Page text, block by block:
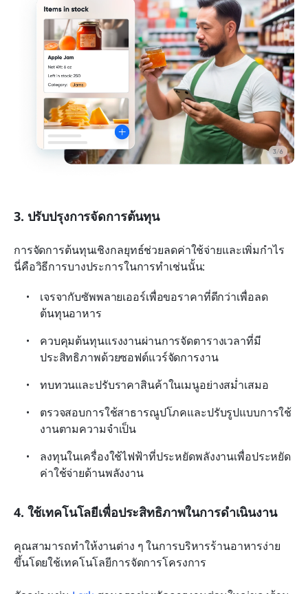
3. ปรับปรุงการจัดการต้นทุน
การจัดการต้นทุนเชิงกลยุทธ์ช่วยลดค่าใช้จ่ายและเพิ่มกำไร
นี่คือวิธีการบางประการในการทำเช่นนั้น:
เจรจากับซัพพลายเออร์เพื่อขอราคาที่ดีกว่าเพื่อลด
ต้นทุนอาหาร
ควบคุมต้นทุนแรงงานผ่านการจัดตารางเวลาที่มี
ประสิทธิภาพด้วยซอฟต์แวร์จัดการงาน
ทบทวนและปรับราคาสินค้าในเมนูอย่างสม่ำเสมอ
ตรวจสอบการใช้สาธารณูปโภคและปรับรูปแบบการใช้
งานตามความจำเป็น
ลงทุนในเครื่องใช้ไฟฟ้าที่ประหยัดพลังงานเพื่อประหยัด
ค่าใช้จ่ายด้านพลังงาน
4. ใช้เทคโนโลยีเพื่อประสิทธิภาพในการดำเนินงาน
คุณสามารถทำให้งานต่าง ๆ ในการบริหารร้านอาหารง่าย
ขึ้นโดยใช้เทคโนโลยีการจัดการโครงการ